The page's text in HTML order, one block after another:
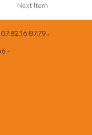
Next Item
-
-